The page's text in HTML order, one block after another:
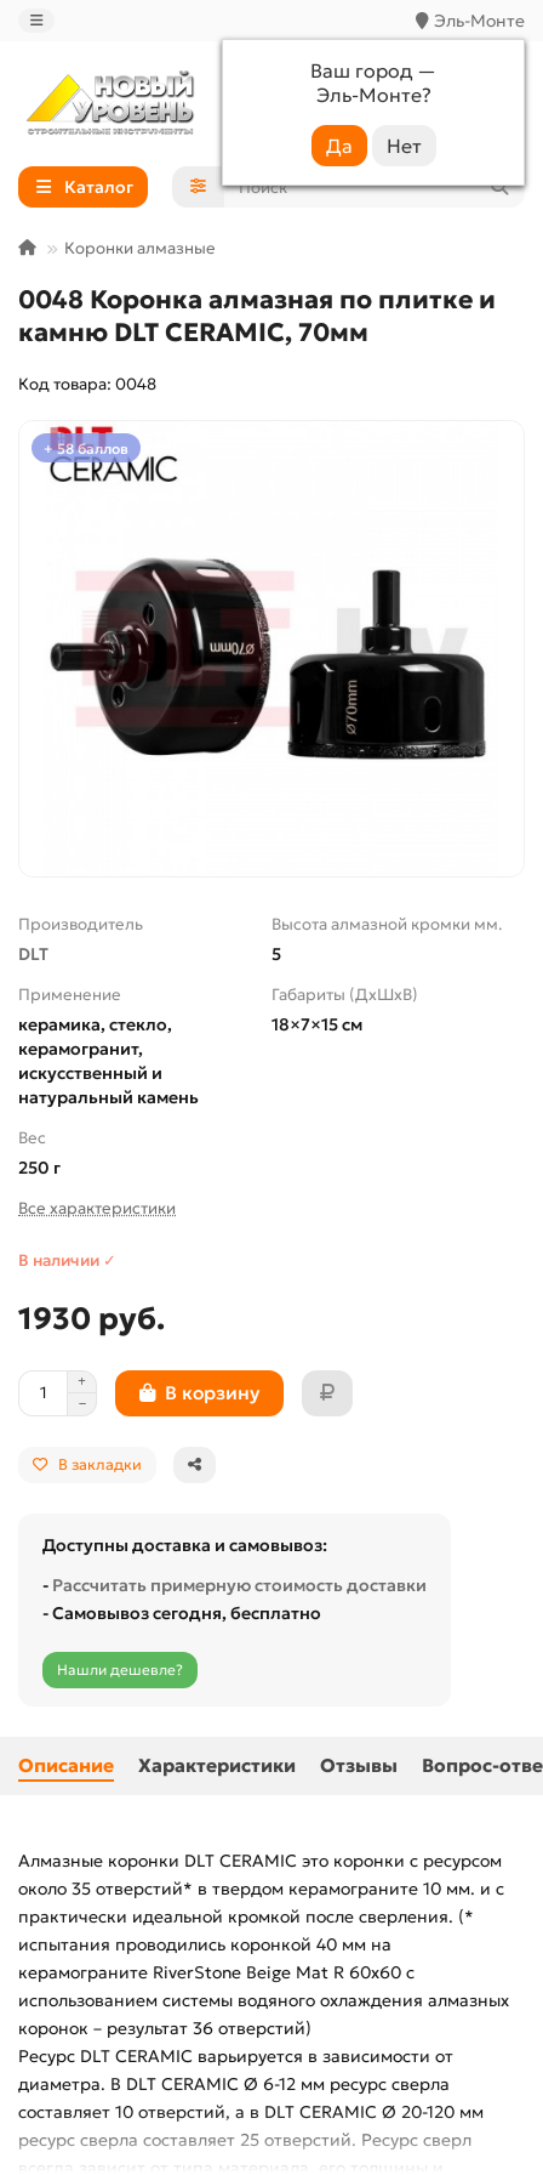
Эль-Монте
Ваш город —
Эль-Монте?
+7 (988) 233-44-52
Каталог
Коронки алмазные
0048 Коронка алмазная по плитке и
камню DLT CERAMIC, 70мм
Код товара: 0048
+ 58 баллов
Производитель
DLT
Высота алмазной кромки мм.
5
Применение
керамика, стекло,
керамогранит,
искусственный и
натуральный камень
Габариты (ДхШхВ)
18×7×15 см
Вес
250 г
Все характеристики
В наличии ✓
1930 руб.
В корзину
В закладки
Доступны доставка и самовывоз:
- Рассчитать примерную стоимость доставки
- Самовывоз сегодня, бесплатно
Нашли дешевле?
Описание Характеристики Отзывы Вопрос-
Алмазные коронки DLT CERAMIC это коронки с ресурсом
около 35 отверстий* в твердом керамограните 10 мм. и с
практически идеальной кромкой после сверления. (*
испытания проводились коронкой 40 мм на
керамограните RiverStone Beige Mat R 60x60 с
использованием системы водяного охлаждения алмазных
коронок – результат 36 отверстий)
Ресурс DLT CERAMIC варьируется в зависимости от
диаметра. В DLT CERAMIC Ø 6-12 мм ресурс сверла
составляет 10 отверстий, а в DLT CERAMIC Ø 20-120 мм
ресурс сверла составляет 25 отверстий. Ресурс сверл
всегда зависит от типа материала, его толщины и